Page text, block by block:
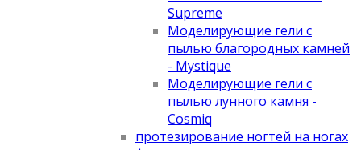
Supreme
Моделирующие гели с
пылью благородных камней
- Mystique
Моделирующие гели с
пылью лунного камня -
Cosmiq
протезирование ногтей на ногах